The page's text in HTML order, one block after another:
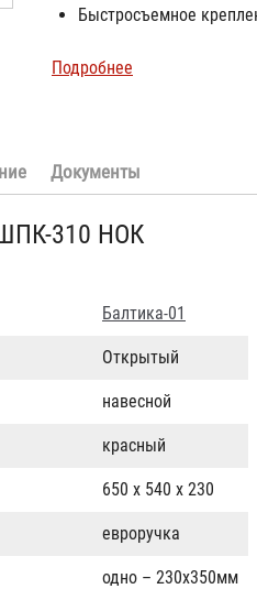
Быстросъемное
Подробнее
Документы
310 НОК
Балтика-01
Открытый
навесной
красный
650 х 540 х 230
евроручка
одно – 230х350мм